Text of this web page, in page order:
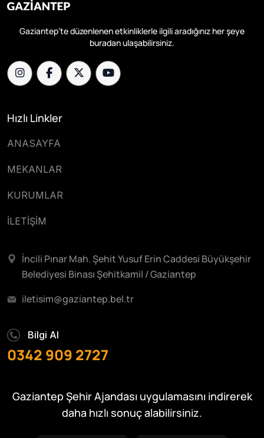
Gaziantep’te düzenlenen etkinliklerle ilgili aradığınız her şeye
buradan ulaşabilirsiniz.
Hızlı Linkler
ANASAYFA
MEKANLAR
KURUMLAR
İLETİŞİM
İncili Pınar Mah. Şehit Yusuf Erin Caddesi Büyükşehir
Belediyesi Binası Şehitkamil / Gaziantep
iletisim@gaziantep.bel.tr
Bilgi Al
0342 909 2727
Gaziantep Şehir Ajandası uygulamasını indirerek
daha hızlı sonuç alabilirsiniz.